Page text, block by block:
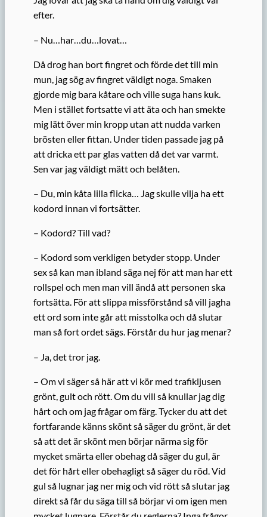
efter.
– Nu…har…du…lovat…
Då drog han bort fingret och förde det till min
mun, jag sög av fingret väldigt noga. Smaken
gjorde mig bara kåtare och ville suga hans kuk.
Men i stället fortsatte vi att äta och han smekte
mig lätt över min kropp utan att nudda varken
brösten eller fittan. Under tiden passade jag på
att dricka ett par glas vatten då det var varmt.
Sen var jag väldigt mätt och belåten.
– Du, min kåta lilla flicka… Jag skulle vilja ha ett
kodord innan vi fortsätter.
– Kodord? Till vad?
– Kodord som verkligen betyder stopp. Under
sex så kan man ibland säga nej för att man har ett
rollspel och men man vill ändå att personen ska
fortsätta. För att slippa missförstånd så vill jagha
ett ord som inte går att misstolka och då slutar
man så fort ordet sägs. Förstår du hur jag menar?
– Ja, det tror jag.
– Om vi säger så här att vi kör med trafikljusen
grönt, gult och rött. Om du vill så knullar jag dig
hårt och om jag frågar om färg. Tycker du att det
fortfarande känns skönt så säger du grönt, är det
så att det är skönt men börjar närma sig för
mycket smärta eller obehag då säger du gul, är
det för hårt eller obehagligt så säger du röd. Vid
gul så lugnar jag ner mig och vid rött så slutar jag
direkt så får du säga till så börjar vi om igen men